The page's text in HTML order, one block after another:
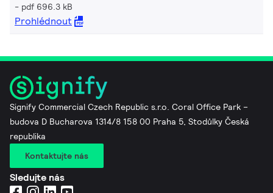
pdf 696.3 kB
Prohlédnout
Signify Commercial Czech Republic s.r.o. Coral Office Park –
budova D Bucharova 1314/8 158 00 Praha 5, Stodůlky Česká
republika
Kontaktujte nás
Sledujte nás